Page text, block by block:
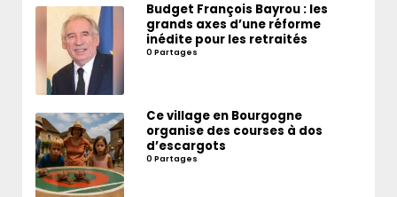
Budget François Bayrou : les
grands axes d’une réforme
inédite pour les retraités
0 Partages
Ce village en Bourgogne
organise des courses à dos
d’escargots
0 Partages